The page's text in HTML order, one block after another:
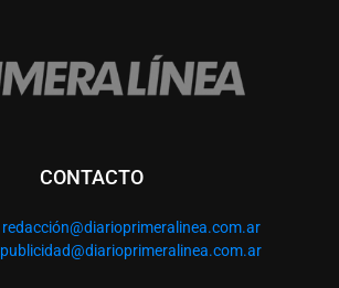
CONTACTO
redacción@diarioprimeralinea.com.ar
publicidad@diarioprimeralinea.com.ar